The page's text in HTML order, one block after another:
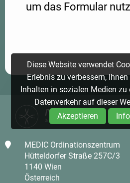
Diese Website verwendet
Erlebnis zu verbessern,
Inhalten in sozialen Medien zu
Datenverkehr auf dieser
Akzeptieren
um das Formular
MEDIC Ordinationszentrum
Hütteldorfer Straße 257C/3
1140 Wien
Österreich